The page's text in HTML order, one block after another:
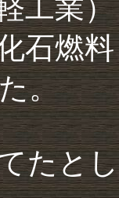
工業
石燃
。
たと